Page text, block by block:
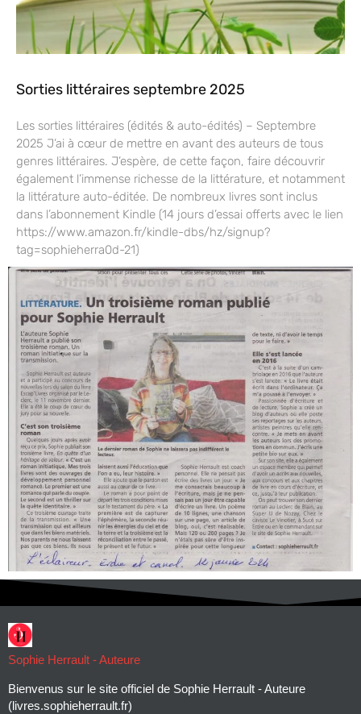
Sorties littéraires septembre 2025
Les sorties littéraires (édités & auto-édités) – Septembre
2025 J’ai à cœur de mettre en avant des auteurs de tous
genres littéraires. J’espère, de cette façon, faire découvrir
également l’immense richesse de la littérature, et notamment
la littérature auto-éditée. De nombreux livres sont inclus
dans l’abonnement Kindle (14 jours d’essai offerts avec le lien
https://www.amazon.fr/kindle-dbs/hz/signup?
tag=sophieherra0d-21)
Sophie Herrault - Auteure
Bienvenus sur le site officiel de Sophie Herrault - Auteure
(livres.sophieherrault.fr)